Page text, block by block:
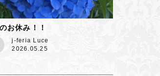
お休み！！
j-feria Luce
2026.05.25